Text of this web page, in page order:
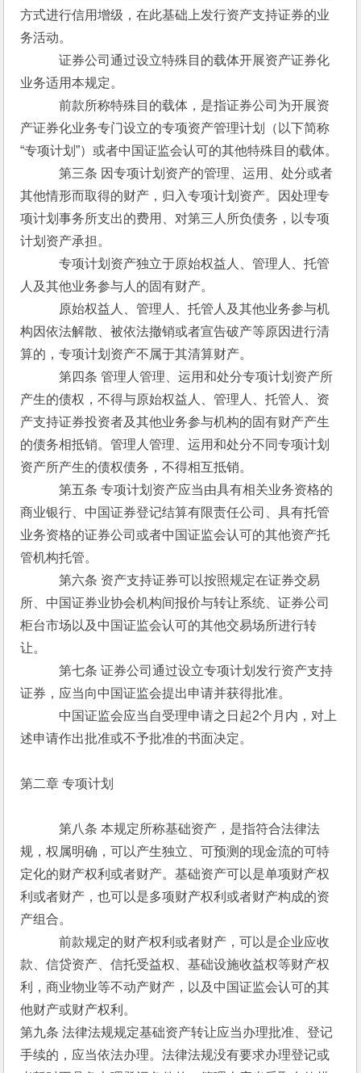
方式进行信用增级，在此基础上发行资产支持证券的业
务活动。
证券公司通过设立特殊目的载体开展资产证券化
业务适用本规定。
前款所称特殊目的载体，是指证券公司为开展资
产证券化业务专门设立的专项资产管理计划（以下简称
“专项计划”）或者中国证监会认可的其他特殊目的载体。
第三条 因专项计划资产的管理、运用、处分或者
其他情形而取得的财产，归入专项计划资产。因处理专
项计划事务所支出的费用、对第三人所负债务，以专项
计划资产承担。
专项计划资产独立于原始权益人、管理人、托管
人及其他业务参与人的固有财产。
原始权益人、管理人、托管人及其他业务参与机
构因依法解散、被依法撤销或者宣告破产等原因进行清
算的，专项计划资产不属于其清算财产。
第四条 管理人管理、运用和处分专项计划资产所
产生的债权，不得与原始权益人、管理人、托管人、资
产支持证券投资者及其他业务参与机构的固有财产产生
的债务相抵销。管理人管理、运用和处分不同专项计划
资产所产生的债权债务，不得相互抵销。
第五条 专项计划资产应当由具有相关业务资格的
商业银行、中国证券登记结算有限责任公司、具有托管
业务资格的证券公司或者中国证监会认可的其他资产托
管机构托管。
第六条 资产支持证券可以按照规定在证券交易
所、中国证券业协会机构间报价与转让系统、证券公司
柜台市场以及中国证监会认可的其他交易场所进行转
让。
第七条 证券公司通过设立专项计划发行资产支持
证券，应当向中国证监会提出申请并获得批准。
中国证监会应当自受理申请之日起2个月内，对上
述申请作出批准或不予批准的书面决定。
第二章 专项计划
第八条 本规定所称基础资产，是指符合法律法
规，权属明确，可以产生独立、可预测的现金流的可特
定化的财产权利或者财产。基础资产可以是单项财产权
利或者财产，也可以是多项财产权利或者财产构成的资
产组合。
前款规定的财产权利或者财产，可以是企业应收
款、信贷资产、信托受益权、基础设施收益权等财产权
利，商业物业等不动产财产，以及中国证监会认可的其
他财产或财产权利。
第九条 法律法规规定基础资产转让应当办理批准、登记
手续的，应当依法办理。法律法规没有要求办理登记或